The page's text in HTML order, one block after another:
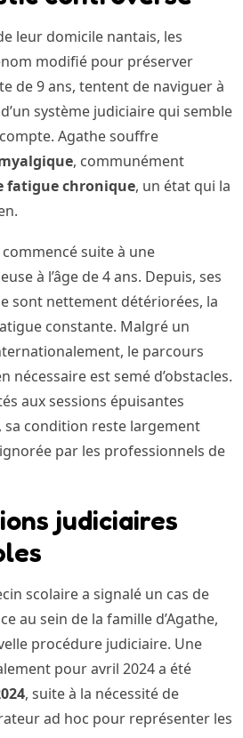
leur domicile nantais, les
modifié pour préserver
de 9 ans, tentent de naviguer à
système judiciaire qui semble
Agathe souffre
, communément
fatigue chronique, un état qui la
commencé suite à une
à l’âge de 4 ans. Depuis, ses
sont nettement détériorées, la
constante. Malgré un
le parcours
nécessaire est semé d’obstacles.
aux sessions épuisantes
sa condition reste largement
par les professionnels de
judiciaires
scolaire a signalé un cas de
au sein de la famille d’Agathe,
procédure judiciaire. Une
pour avril 2024 a été
, suite à la nécessité de
ad hoc pour représenter les